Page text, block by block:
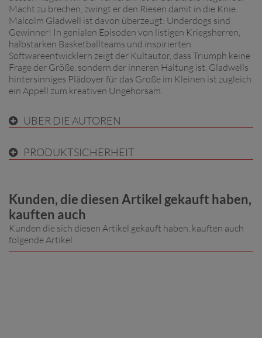
Macht zu brechen, zwingt er den Riesen damit in die Knie.
Malcolm Gladwell ist davon überzeugt: Underdogs sind
Gewinner! In genialen Episoden von listigen Kriegsherren,
halbstarken Basketballteams und inspirierten
Softwareentwicklern zeigt der Kultautor, dass Triumph keine
Frage der Größe, sondern der inneren Haltung ist. Gladwells
hintersinniges Plädoyer für das Große im Kleinen ist zugleich
ein Appell zum kreativen Ungehorsam.
ÜBER DIE AUTOREN
PRODUKTSICHERHEIT
Kunden, die diesen Artikel gekauft haben,
kauften auch
Kunden die sich diesen Artikel gekauft haben, kauften auch
folgende Artikel.